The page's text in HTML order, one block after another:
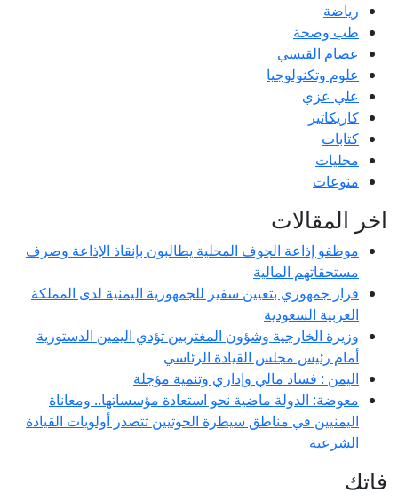
رياضة
طب وصحة
عصام القيسي
علوم وتكنولوجيا
علي عزي
كاريكاتير
كتابات
محليات
منوعات
اخر المقالات
موظفو إذاعة الجوف المحلية يطالبون بإنقاذ الإذاعة وصرف
مستحقاتهم المالية
قرار جمهوري بتعيين سفير للجمهورية اليمنية لدى المملكة
العربية السعودية
وزيرة الخارجية وشؤون المغتربين تؤدي اليمين الدستورية
أمام رئيس مجلس القيادة الرئاسي
اليمن : فساد مالي وإداري وتنمية مؤجلة
معوضة: الدولة ماضية نحو استعادة مؤسساتها.. ومعاناة
اليمنيين في مناطق سيطرة الحوثيين تتصدر أولويات القيادة
الشرعية
فاتك